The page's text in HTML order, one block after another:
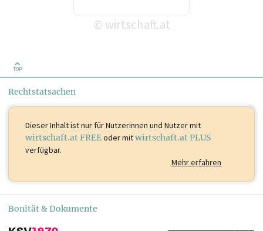
© wirtschaft.at
TOP
Rechtstatsachen
Dieser Inhalt istnur für Nutzerinnen und Nutzer mit
wirtschaft.at FREEoder mitwirtschaft.at PLUS
verfügbar.
Mehr erfahren
Bonität & Dokumente